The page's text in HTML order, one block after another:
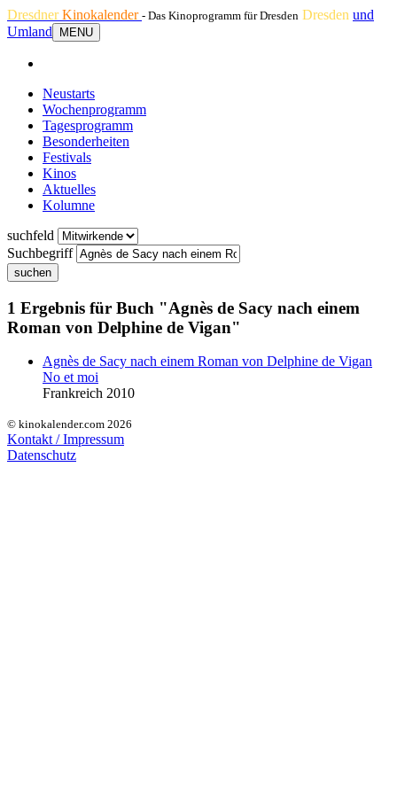
DresdnerKinokalender - Das Kinoprogramm für Dresden Dresden und
Umland
MENU
Neustarts
Wochenprogramm
Tagesprogramm
Besonderheiten
Festivals
Kinos
Aktuelles
Kolumne
suchfeld
Suchbegriff
suchen
1 Ergebnis für Buch "Agnès de Sacy nach einem
Roman von Delphine de Vigan"
Agnès de Sacy nach einem Roman von Delphine de Vigan
No et moi
Frankreich 2010
© kinokalender.com 2026
Kontakt / Impressum
Datenschutz